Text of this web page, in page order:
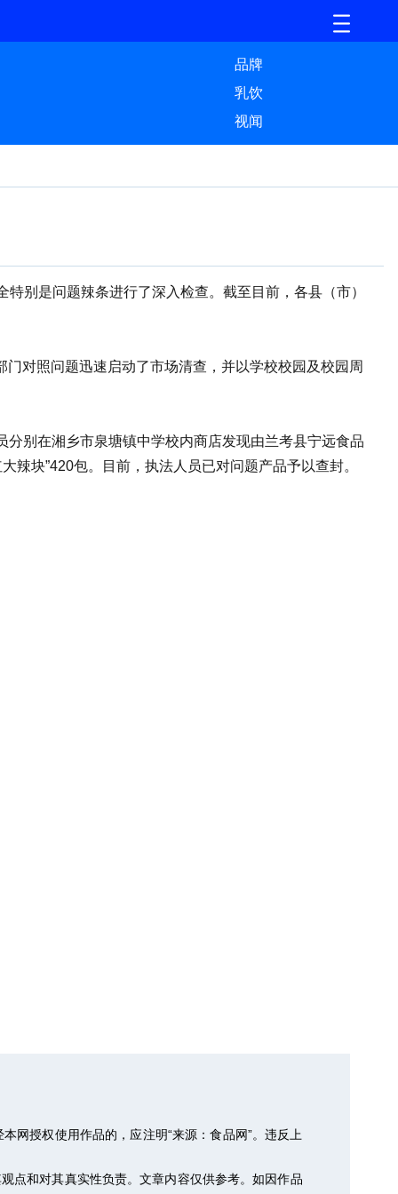
品牌
乳饮
视闻
别是问题辣条进行了深入检查。截至目前，各县（市）
对照问题迅速启动了市场清查，并以学校校园及校园周
别在湘乡市泉塘镇中学校内商店发现由兰考县宁远食品
辣块”420包。目前，执法人员已对问题产品予以查封。
网授权使用作品的，应注明“来源：食品网”。违反上
点和对其真实性负责。文章内容仅供参考。如因作品